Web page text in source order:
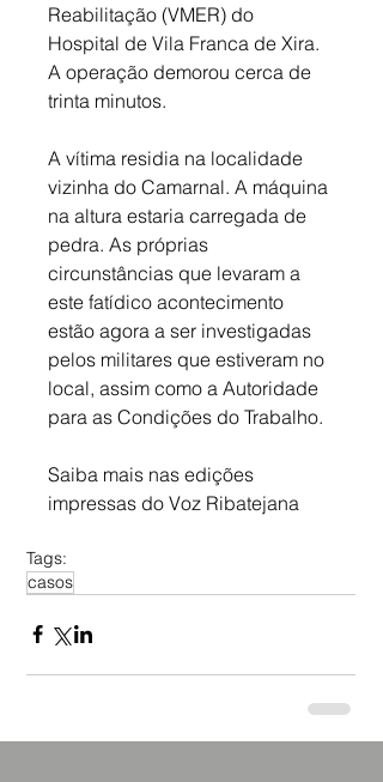
Reabilitação (VMER) do
Hospital de Vila Franca de Xira.
A operação demorou cerca de
trinta minutos.
A vítima residia na localidade
vizinha do Camarnal. A máquina
na altura estaria carregada de
pedra. As próprias
circunstâncias que levaram a
este fatídico acontecimento
estão agora a ser investigadas
pelos militares que estiveram no
local, assim como a Autoridade
para as Condições do Trabalho.
Saiba mais nas edições
impressas do Voz Ribatejana
Tags:
casos